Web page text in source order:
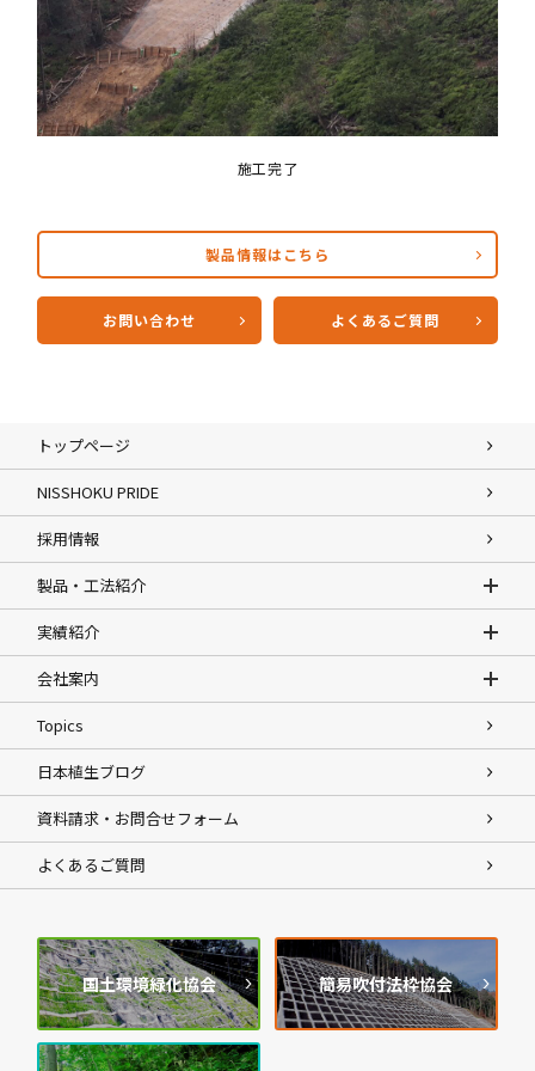
施工完了
製品情報はこちら
お問い合わせ よくあるご質問
トップページ
NISSHOKU PRIDE
採用情報
製品・工法紹介
実績紹介
会社案内
Topics
日本植生ブログ
資料請求・お問合せフォーム
よくあるご質問
国土環境緑化協会 簡易吹付法枠協会